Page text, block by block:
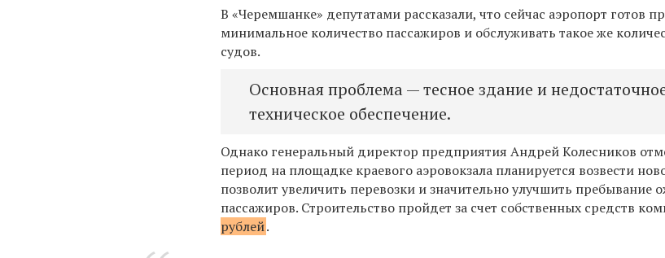
В «Черемшанке» депутатами рассказали, что сейчас аэропорт готов
минимальное количество пассажиров и обслуживать такое же
судов.
Основная проблема — тесное здание и
техническое обеспечение.
Однако генеральный директор предприятия Андрей Колесников
период на площадке краевого аэровокзала планируется возвести
позволит увеличить перевозки и значительно улучшить
пассажиров. Строительство пройдет за счет собственных средств
рублей.